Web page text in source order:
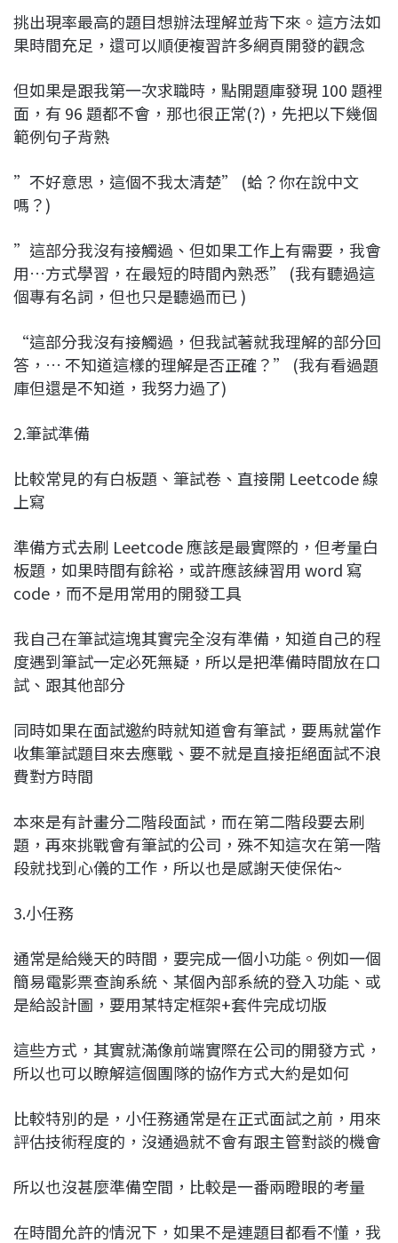
挑出現率最高的題目想辦法理解並背下來。這方法如
果時間充足，還可以順便複習許多網頁開發的觀念
但如果是跟我第一次求職時，點開題庫發現 100 題裡
面，有 96 題都不會，那也很正常(?)，先把以下幾個
範例句子背熟
”不好意思，這個不我太清楚” (蛤？你在說中文
嗎？)
”這部分我沒有接觸過、但如果工作上有需要，我會
用…方式學習，在最短的時間內熟悉” (我有聽過這
個專有名詞，但也只是聽過而已 )
“這部分我沒有接觸過，但我試著就我理解的部分回
答，… 不知道這樣的理解是否正確？” (我有看過題
庫但還是不知道，我努力過了)
2.筆試準備
比較常見的有白板題、筆試卷、直接開 Leetcode 線
上寫
準備方式去刷 Leetcode 應該是最實際的，但考量白
板題，如果時間有餘裕，或許應該練習用 word 寫
code，而不是用常用的開發工具
我自己在筆試這塊其實完全沒有準備，知道自己的程
度遇到筆試一定必死無疑，所以是把準備時間放在口
試、跟其他部分
同時如果在面試邀約時就知道會有筆試，要馬就當作
收集筆試題目來去應戰、要不就是直接拒絕面試不浪
費對方時間
本來是有計畫分二階段面試，而在第二階段要去刷
題，再來挑戰會有筆試的公司，殊不知這次在第一階
段就找到心儀的工作，所以也是感謝天使保佑~
3.小任務
通常是給幾天的時間，要完成一個小功能。例如一個
簡易電影票查詢系統、某個內部系統的登入功能、或
是給設計圖，要用某特定框架+套件完成切版
這些方式，其實就滿像前端實際在公司的開發方式，
所以也可以瞭解這個團隊的協作方式大約是如何
比較特別的是，小任務通常是在正式面試之前，用來
評估技術程度的，沒通過就不會有跟主管對談的機會
所以也沒甚麼準備空間，比較是一番兩瞪眼的考量
在時間允許的情況下，如果不是連題目都看不懂，我